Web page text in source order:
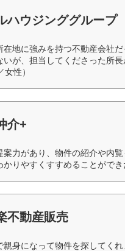
ハウジンググループ
在地に強みを持つ不動産会社
いが、担当してくださった所
性）
介+
案力があり、物件の紹介や内
かりやすくすすめることができ
不動産販売
親身になって物件を探してく